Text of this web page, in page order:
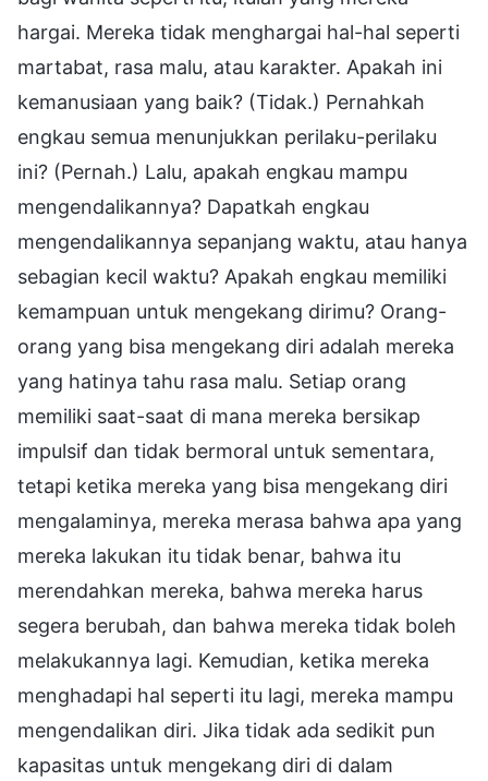
hargai. Mereka tidak menghargai hal-hal seperti
martabat, rasa malu, atau karakter. Apakah ini
kemanusiaan yang baik? (Tidak.) Pernahkah
engkau semua menunjukkan perilaku-perilaku
ini? (Pernah.) Lalu, apakah engkau mampu
mengendalikannya? Dapatkah engkau
mengendalikannya sepanjang waktu, atau hanya
sebagian kecil waktu? Apakah engkau memiliki
kemampuan untuk mengekang dirimu? Orang-
orang yang bisa mengekang diri adalah mereka
yang hatinya tahu rasa malu. Setiap orang
memiliki saat-saat di mana mereka bersikap
impulsif dan tidak bermoral untuk sementara,
tetapi ketika mereka yang bisa mengekang diri
mengalaminya, mereka merasa bahwa apa yang
mereka lakukan itu tidak benar, bahwa itu
merendahkan mereka, bahwa mereka harus
segera berubah, dan bahwa mereka tidak boleh
melakukannya lagi. Kemudian, ketika mereka
menghadapi hal seperti itu lagi, mereka mampu
mengendalikan diri. Jika tidak ada sedikit pun
kapasitas untuk mengekang diri di dalam